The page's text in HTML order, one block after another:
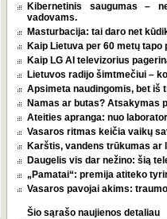
Kibernetinis saugumas –
vadovams.
Masturbacija: tai daro net
Kaip Lietuva per 60 metų
Kaip LG AI televizorius
Lietuvos radijo šimtmečiui –
Apsimeta naudingomis, bet iš
Namas ar butas? Atsakymas
Ateities apranga: nuo
Vasaros ritmas keičia vaikų
Karštis, vandens trūkumas ar
Daugelis vis dar nežino: šią
„Pamatai“: premija atiteko
Vasaros pavojai akims:
Šio sąrašo naujienos detaliau